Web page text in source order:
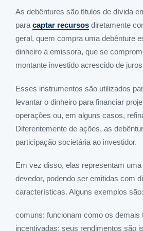
As debêntures são títulos de dívida
paracaptar recursos diretamente
geral, quem compra uma debênture
dinheiro à emissora, que se
montante investido acrescido de
Esses instrumentos são utilizados
levantar o dinheiro para financiar
operações ou, em alguns casos,
Diferentemente de ações, as
participação societária ao investidor.
Em vez disso, elas representam
devedor, podendo ser emitidas com
características. Alguns exemplos são:
comuns: funcionam como os demais
incentivadas: seus rendimentos são